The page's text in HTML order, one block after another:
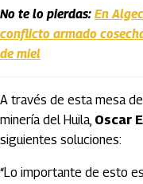
No te lo pierdas: En
conflicto armado
de miel
A través de esta mesa
minería del Huila, Oscar
siguientes soluciones:
“Lo importante de esto